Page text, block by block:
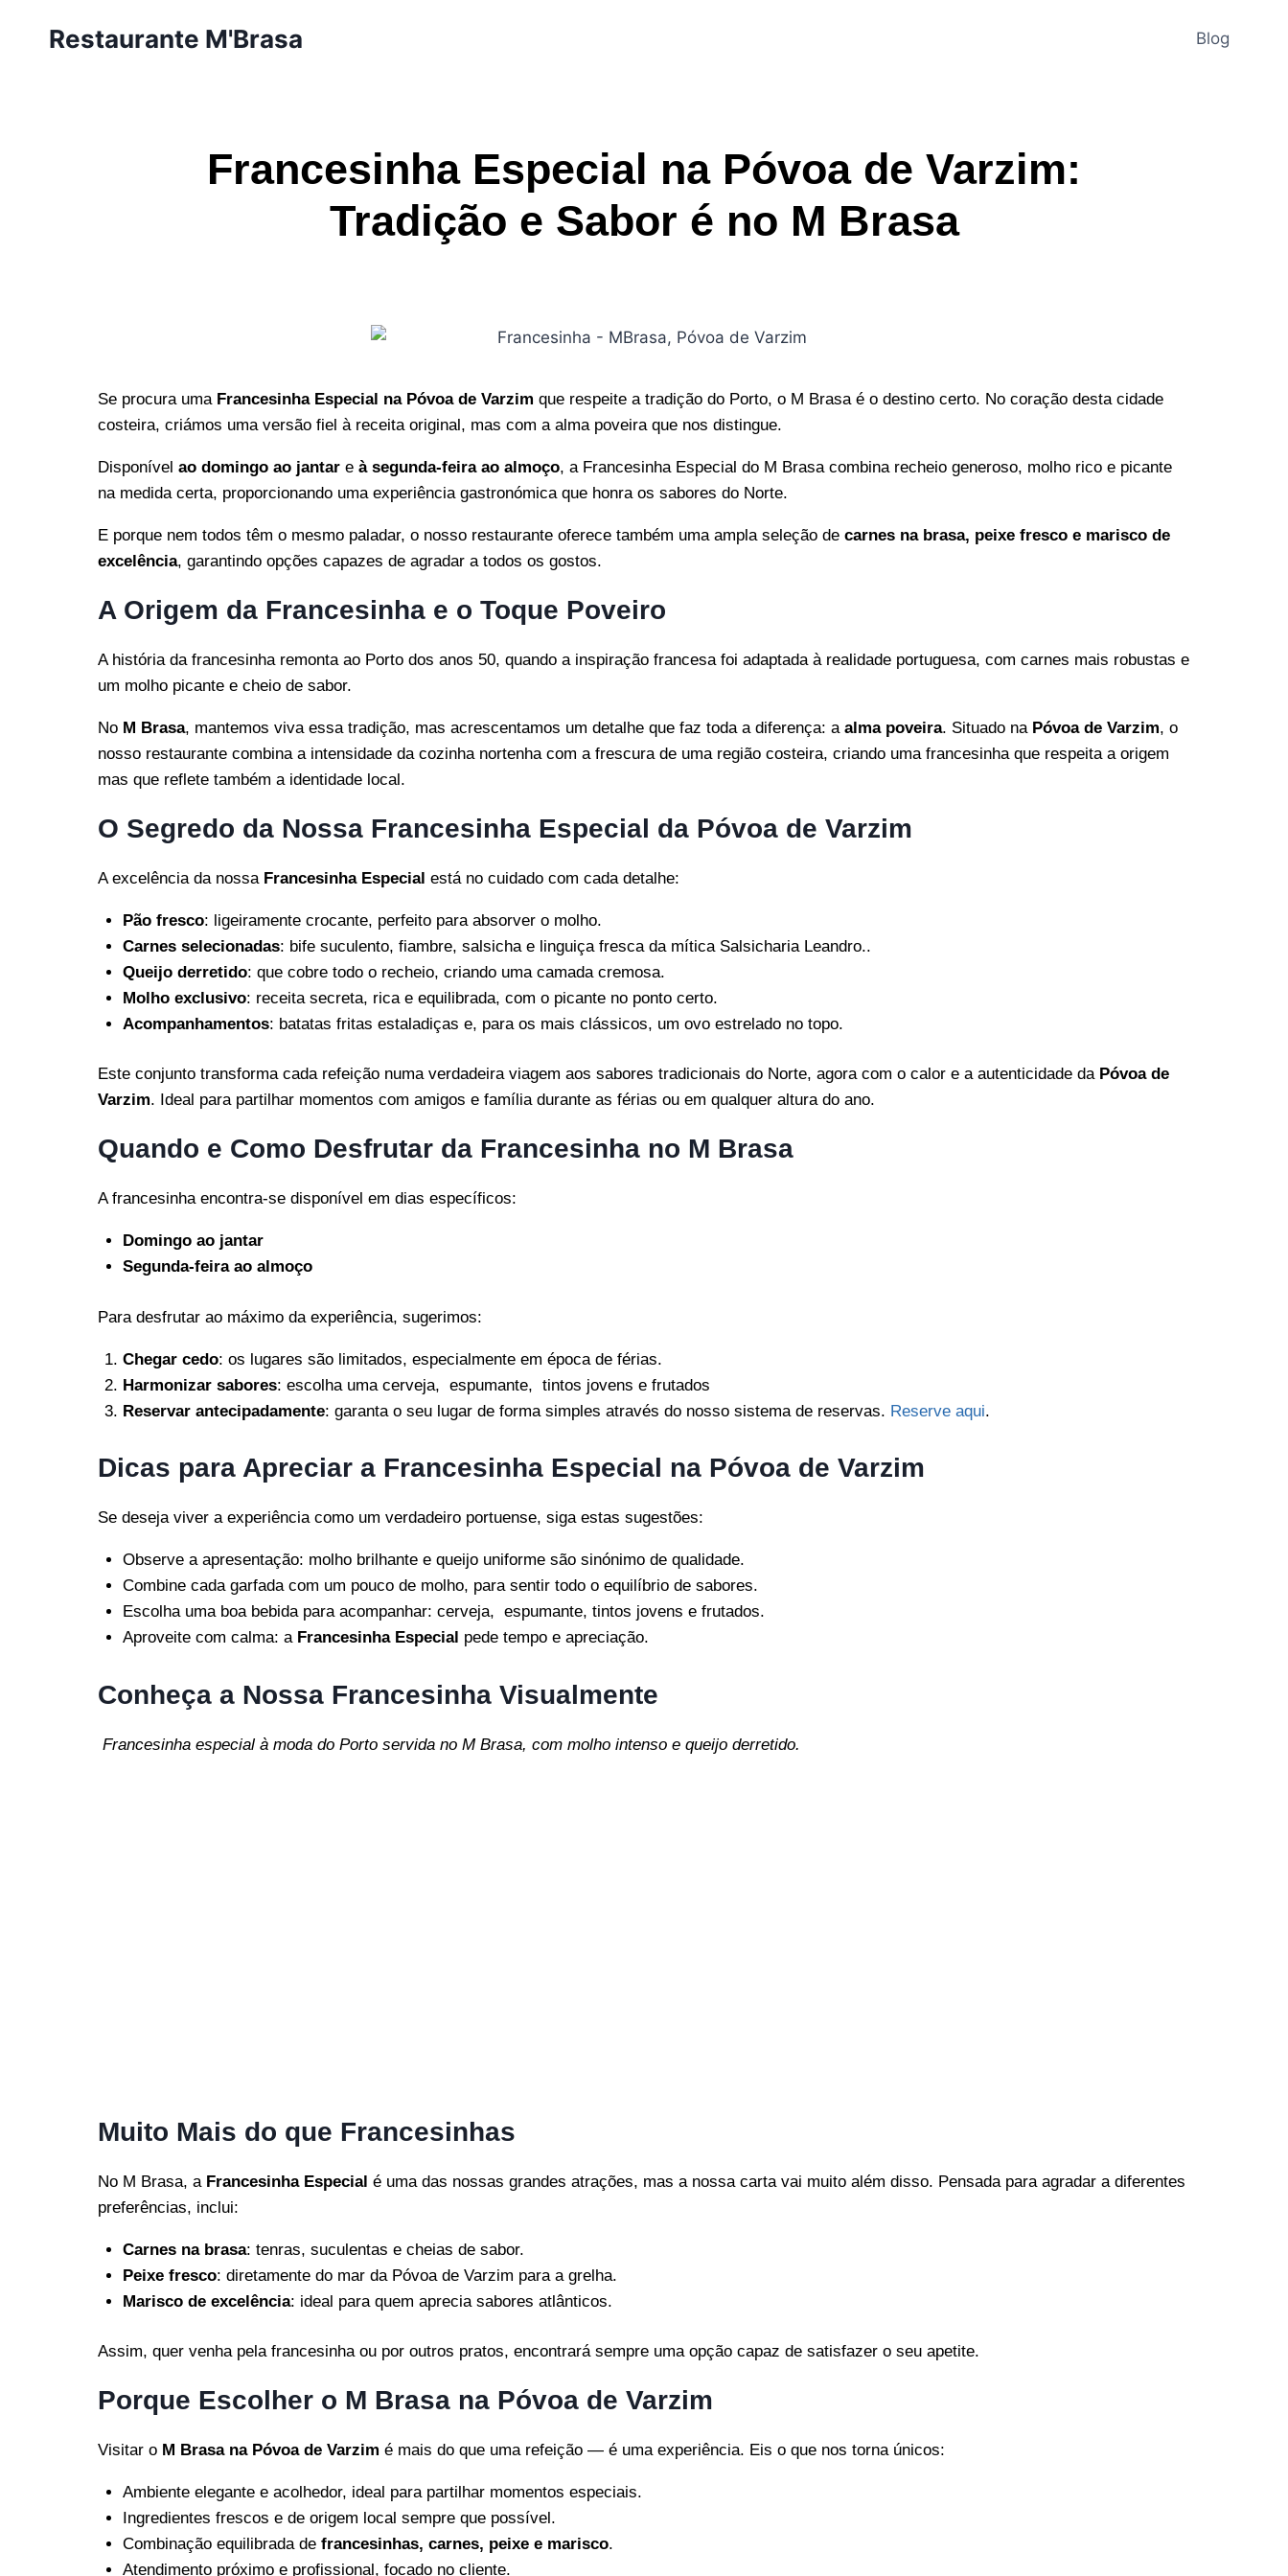
Restaurante M'Brasa Blog
Francesinha Especial na Póvoa de Varzim:
Tradição e Sabor é no M Brasa
Se procura uma Francesinha Especial na Póvoa de Varzim que respeite a tradição do Porto, o M Brasa é o destino certo. No coração desta cidade
costeira, criámos uma versão fiel à receita original, mas com a alma poveira que nos distingue.
Disponível ao domingo ao jantar e à segunda-feira ao almoço, a Francesinha Especial do M Brasa combina recheio generoso, molho rico e picante
na medida certa, proporcionando uma experiência gastronómica que honra os sabores do Norte.
E porque nem todos têm o mesmo paladar, o nosso restaurante oferece também uma ampla seleção de carnes na brasa, peixe fresco e marisco de
excelência, garantindo opções capazes de agradar a todos os gostos.
A Origem da Francesinha e o Toque Poveiro
A história da francesinha remonta ao Porto dos anos 50, quando a inspiração francesa foi adaptada à realidade portuguesa, com carnes mais robustas e
um molho picante e cheio de sabor.
No M Brasa, mantemos viva essa tradição, mas acrescentamos um detalhe que faz toda a diferença: a alma poveira. Situado na Póvoa de Varzim, o
nosso restaurante combina a intensidade da cozinha nortenha com a frescura de uma região costeira, criando uma francesinha que respeita a origem
mas que reflete também a identidade local.
O Segredo da Nossa Francesinha Especial da Póvoa de Varzim
A excelência da nossa Francesinha Especial está no cuidado com cada detalhe:
Pão fresco: ligeiramente crocante, perfeito para absorver o molho.
Carnes selecionadas: bife suculento, fiambre, salsicha e linguiça fresca da mítica Salsicharia Leandro..
Queijo derretido: que cobre todo o recheio, criando uma camada cremosa.
Molho exclusivo: receita secreta, rica e equilibrada, com o picante no ponto certo.
Acompanhamentos: batatas fritas estaladiças e, para os mais clássicos, um ovo estrelado no topo.
Este conjunto transforma cada refeição numa verdadeira viagem aos sabores tradicionais do Norte, agora com o calor e a autenticidade da Póvoa de
Varzim. Ideal para partilhar momentos com amigos e família durante as férias ou em qualquer altura do ano.
Quando e Como Desfrutar da Francesinha no M Brasa
A francesinha encontra-se disponível em dias específicos:
Domingo ao jantar
Segunda-feira ao almoço
Para desfrutar ao máximo da experiência, sugerimos:
Chegar cedo: os lugares são limitados, especialmente em época de férias.
Harmonizar sabores: escolha uma cerveja, espumante, tintos jovens e frutados
Reservar antecipadamente: garanta o seu lugar de forma simples através do nosso sistema de reservas. Reserve aqui.
Dicas para Apreciar a Francesinha Especial na Póvoa de Varzim
Se deseja viver a experiência como um verdadeiro portuense, siga estas sugestões:
Observe a apresentação: molho brilhante e queijo uniforme são sinónimo de qualidade.
Combine cada garfada com um pouco de molho, para sentir todo o equilíbrio de sabores.
Escolha uma boa bebida para acompanhar: cerveja, espumante, tintos jovens e frutados.
Aproveite com calma: a Francesinha Especial pede tempo e apreciação.
Conheça a Nossa Francesinha Visualmente
Francesinha especial à moda do Porto servida no M Brasa, com molho intenso e queijo derretido.
Muito Mais do que Francesinhas
No M Brasa, a Francesinha Especial é uma das nossas grandes atrações, mas a nossa carta vai muito além disso. Pensada para agradar a diferentes
preferências, inclui:
Carnes na brasa: tenras, suculentas e cheias de sabor.
Peixe fresco: diretamente do mar da Póvoa de Varzim para a grelha.
Marisco de excelência: ideal para quem aprecia sabores atlânticos.
Assim, quer venha pela francesinha ou por outros pratos, encontrará sempre uma opção capaz de satisfazer o seu apetite.
Porque Escolher o M Brasa na Póvoa de Varzim
Visitar o M Brasa na Póvoa de Varzim é mais do que uma refeição — é uma experiência. Eis o que nos torna únicos:
Ambiente elegante e acolhedor, ideal para partilhar momentos especiais.
Ingredientes frescos e de origem local sempre que possível.
Combinação equilibrada de francesinhas, carnes, peixe e marisco.
Atendimento próximo e profissional, focado no cliente.